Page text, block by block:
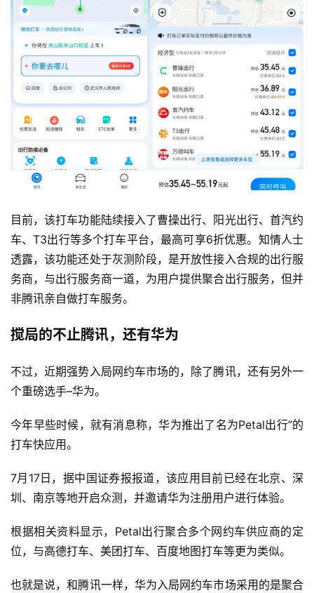
目前，该打车功能陆续接入了曹操出行、阳光出行、首汽约
车、T3出行等多个打车平台，最高可享6折优惠。知情人士
透露，该功能还处于灰测阶段，是开放性接入合规的出行服
务商，与出行服务商一道，为用户提供聚合出行服务，但并
非腾讯亲自做打车服务。
搅局的不止腾讯，还有华为
不过，近期强势入局网约车市场的，除了腾讯，还有另外一
个重磅选手–华为。
今年早些时候，就有消息称，华为推出了名为Petal出行”的
打车快应用。
7月17日，据中国证券报报道，该应用目前已经在北京、深
圳、南京等地开启众测，并邀请华为注册用户进行体验。
根据相关资料显示，Petal出行聚合多个网约车供应商的定
位，与高德打车、美团打车、百度地图打车等更为类似。
也就是说，和腾讯一样，华为入局网约车市场采用的是聚合